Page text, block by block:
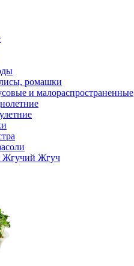
ромашки
и малораспространенные
Жгучий Жгуч